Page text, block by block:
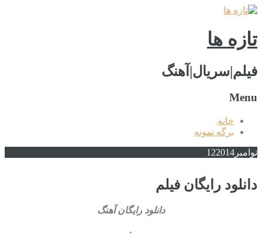
تازه ها
فیلم|سریال|آهنگ
Menu
خانه
برگه نمونه
نوامبر 122014
دانلود رایگان فیلم
دانلود رایگان آهنگ
.